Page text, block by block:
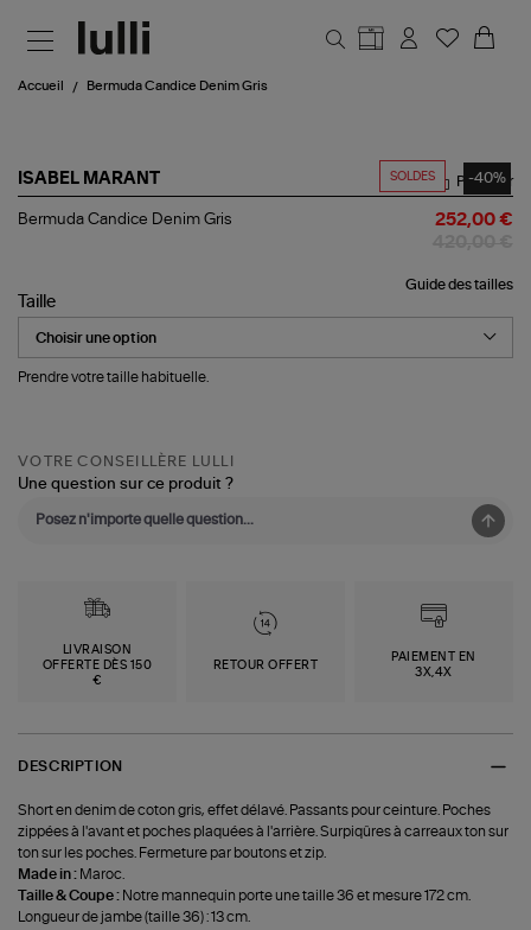
Accueil Bermuda Candice Denim Gris
SOLDES -40%
ISABEL MARANT
Bermuda
Partager
Bermuda Candice Denim Gris 252,00 €
Guide des tailles
Taille
Prendre votre taille habituelle.
VOTRE CONSEILLÈRE LULLI
Une question sur ce produit ?
LIVRAISON
OFFERTE DÈS 150
€
RETOUR OFFERT
PAIEMENT EN
3X,4X
DESCRIPTION
Short en denim de coton gris, effet délavé. Passants pour ceinture. Poches
zippées à l'avant et poches plaquées à l'arrière. Surpiqûres à carreaux ton sur
ton sur les poches. Fermeture par boutons et zip.
Made in : Maroc.
Taille & Coupe : Notre mannequin porte une taille 36 et mesure 172 cm.
Longueur de jambe (taille 36) : 13 cm.